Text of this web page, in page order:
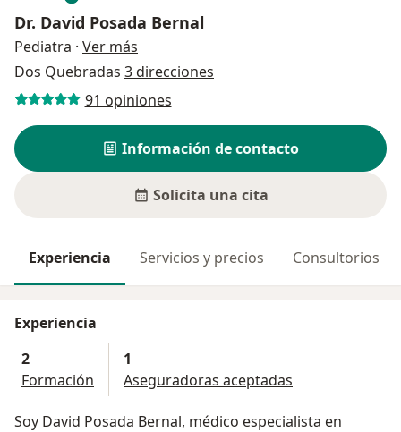
Dr. David Posada Bernal
Pediatra · Ver más
Dos Quebradas 3 direcciones
91 opiniones
Información de contacto
Solicita una cita
Experiencia Servicios y precios Consultorios
Experiencia
2
Formación
1
Aseguradoras aceptadas
Soy David Posada Bernal, médico especialista en